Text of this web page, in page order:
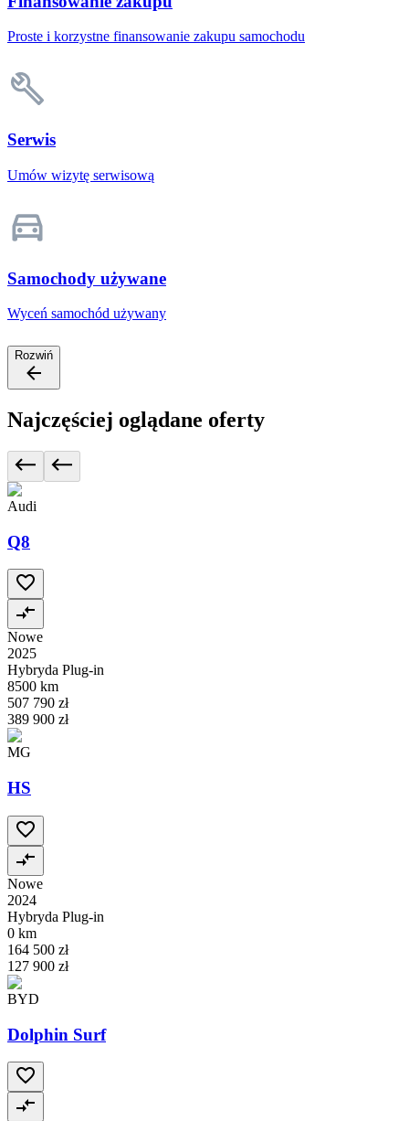
Proste i korzystne finansowanie zakupu samochodu
Serwis
Umów wizytę serwisową
Samochody używane
Wyceń samochód używany
Rozwiń
Najczęściej oglądane oferty
Audi
Q8
Nowe
2025
Hybryda Plug-in
8500 km
507 790 zł
389 900 zł
MG
HS
Nowe
2024
Hybryda Plug-in
0 km
164 500 zł
127 900 zł
BYD
Dolphin Surf